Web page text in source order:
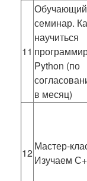
11
Обучающий
семинар.
научиться
Python (по
в месяц)
12
Мастер-
Изучаем